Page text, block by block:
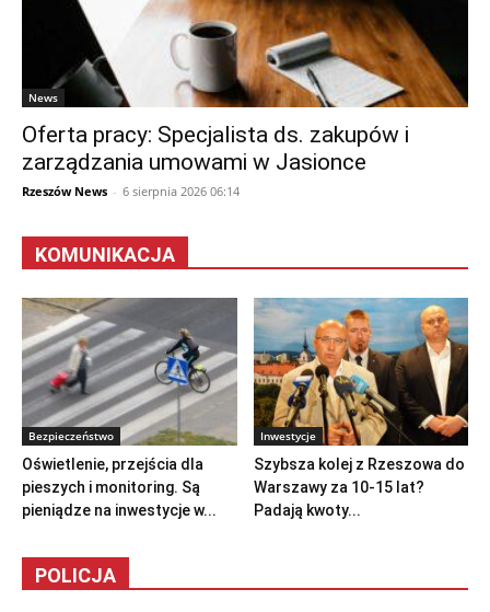
News
Oferta pracy: Specjalista ds. zakupów i
zarządzania umowami w Jasionce
Rzeszów News - 6 sierpnia 2026 06:14
KOMUNIKACJA
Bezpieczeństwo
Oświetlenie, przejścia dla
pieszych i monitoring. Są
pieniądze na inwestycje w...
Inwestycje
Szybsza kolej z Rzeszowa do
Warszawy za 10-15 lat?
Padają kwoty...
POLICJA